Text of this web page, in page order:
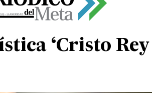
‘Cristo Rey